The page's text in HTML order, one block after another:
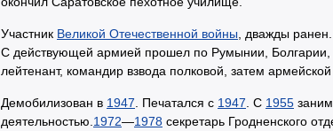
Участник Великой Отечественной войны , дважды
С действующей армией прошел по Румынии, Болгарии,
лейтенант, командир взвода полковой, затем армейской
Демобилизован в 1947 . Печатался с 1947 . С 1955
деятельностью. 1972—1978 секретарь Гродненского